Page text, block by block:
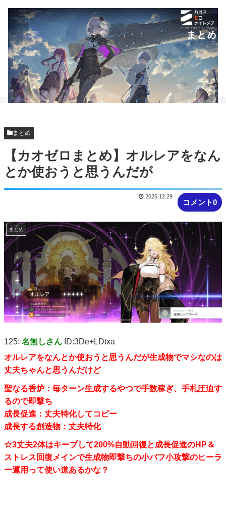
まとめ
【カオゼロまとめ】オルレアをなん
とか使おうと思うんだが
コメント0
2025.12.29
まとめ
125: 名無しさん ID:3De+LDtxa
オルレアをなんとか使おうと思うんだが生成物でマシなのは
丈夫ちゃんと思うんだけど
聖なる香炉：毎ターン生成するやつで手数稼ぎ、手札圧迫す
るので即撃ち
成長促進：丈夫特化してコピー
成長する創造物：丈夫特化
☆3丈夫2体はキープして200%自動回復と成長促進のHP＆
ストレス回復メインで生成物即撃ちの小バフ小攻撃のヒーラ
ー運用って使い道あるかな？